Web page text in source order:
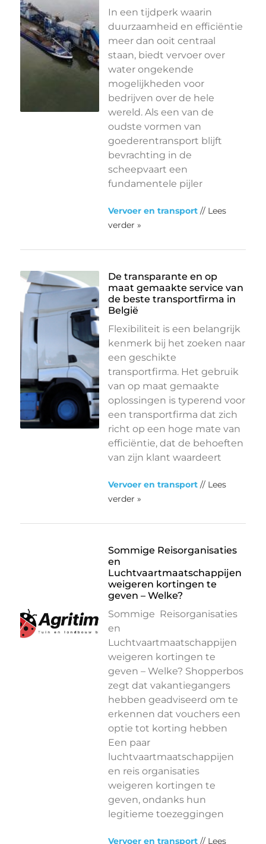
In een tijdperk waarin
duurzaamheid en efficiëntie
meer dan ooit centraal
staan, biedt vervoer over
water ongekende
mogelijkheden voor
bedrijven over de hele
wereld. Als een van de
oudste vormen van
goederentransport blijft
bevrachting in de
scheepvaart een
fundamentele pijler
Vervoer en transport // Lees
verder »
De transparante en op
maat gemaakte service van
de beste transportfirma in
België
Flexibiliteit is een belangrijk
kenmerk bij het zoeken naar
een geschikte
transportfirma. Het gebruik
van op maat gemaakte
oplossingen is typerend voor
een transportfirma dat zich
richt op een hoge mate van
efficiëntie, dat de behoeften
van zijn klant waardeert
Vervoer en transport // Lees
verder »
Sommige Reisorganisaties
en
Luchtvaartmaatschappijen
weigeren kortingen te
geven – Welke?
Sommige Reisorganisaties
en
Luchtvaartmaatschappijen
weigeren kortingen te
geven – Welke? Shopperbos
zegt dat vakantiegangers
hebben geadviseerd om te
erkennen dat vouchers een
optie tot korting hebben
Een paar
luchtvaartmaatschappijen
en reis organisaties
weigeren kortingen te
geven, ondanks hun
legitieme toezeggingen
Vervoer en transport // Lees